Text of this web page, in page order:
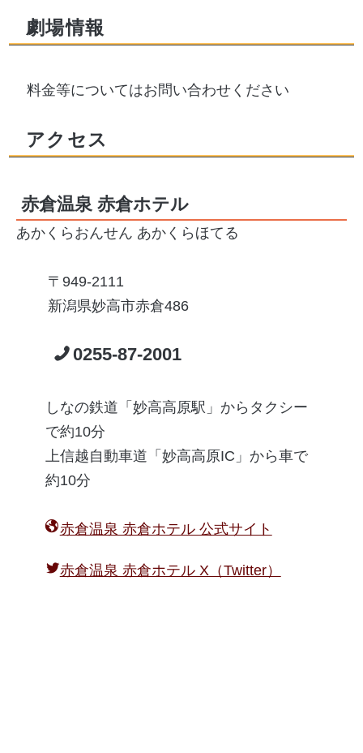
劇場情報
料金等についてはお問い合わせください
アクセス
赤倉温泉 赤倉ホテル
あかくらおんせん あかくらほてる
949-2111
新潟県妙高市赤倉486
0255-87-2001
しなの鉄道「妙高高原駅」からタクシー
で約10分
上信越自動車道「妙高高原IC」から車で
約10分
赤倉温泉 赤倉ホテル 公式サイト
赤倉温泉 赤倉ホテル X（Twitter）